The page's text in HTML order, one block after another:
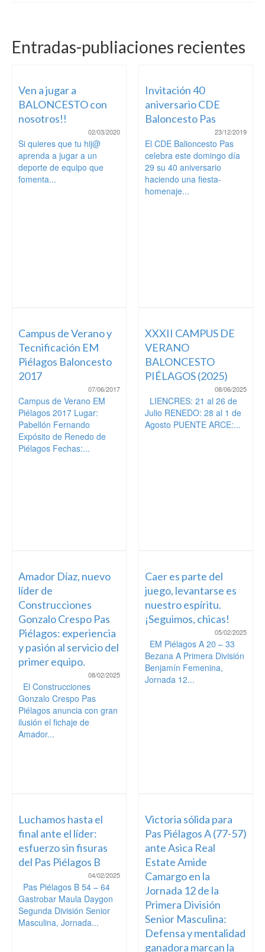
Entradas-publiaciones recientes
Ven a jugar a
BALONCESTO con
nosotros!!
02/03/2020
Si quieres que tu hij@
aprenda a jugar a un
deporte de equipo que
fomenta...
Invitación 40
aniversario CDE
Baloncesto Pas
23/12/2019
El CDE Balioncesto Pas
celebra este domingo día
29 su 40 aniversario
haciendo una fiesta-
homenaje...
Campus de Verano y
Tecnificación EM
Piélagos Baloncesto
2017
07/06/2017
Campus de Verano EM
Piélagos 2017 Lugar:
Pabellón Fernando
Expósito de Renedo de
Piélagos Fechas:...
XXXII CAMPUS DE
VERANO
BALONCESTO
PIÉLAGOS (2025)
08/06/2025
LIENCRES: 21 al 26 de
Julio RENEDO: 28 al 1 de
Agosto PUENTE ARCE:...
Amador Díaz, nuevo
líder de
Construcciones
Gonzalo Crespo Pas
Piélagos: experiencia
y pasión al servicio del
primer equipo.
08/02/2025
El Construcciones
Gonzalo Crespo Pas
Piélagos anuncia con gran
ilusión el fichaje de
Amador...
Caer es parte del
juego, levantarse es
nuestro espíritu.
¡Seguimos, chicas!
05/02/2025
EM Piélagos A 20 – 33
Bezana A Primera División
Benjamín Femenina,
Jornada 12...
Luchamos hasta el
final ante el líder:
esfuerzo sin fisuras
del Pas Piélagos B
04/02/2025
Pas Piélagos B 54 – 64
Gastrobar Maula Daygon
Segunda División Senior
Masculina, Jornada...
Victoria sólida para
Pas Piélagos A (77-57)
ante Asica Real
Estate Amide
Camargo en la
Jornada 12 de la
Primera División
Senior Masculina:
Defensa y mentalidad
ganadora marcan la